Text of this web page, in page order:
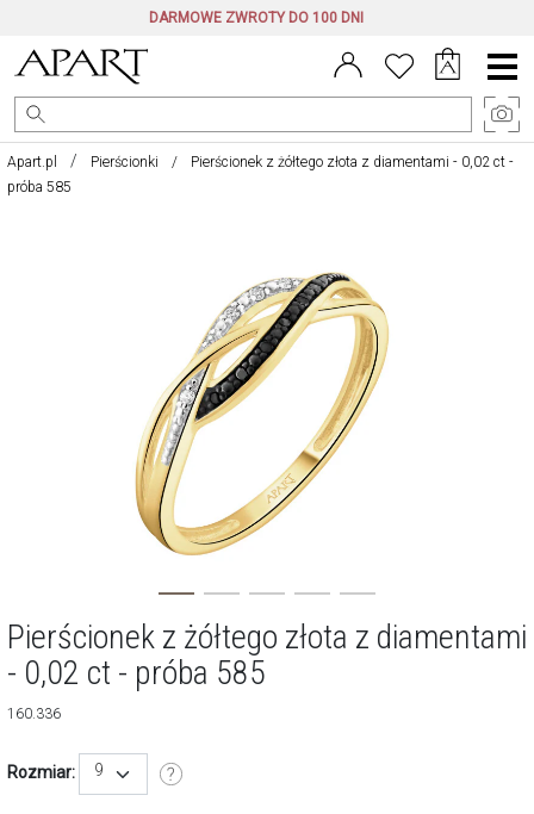
DARMOWE ZWROTY DO 100 DNI
Menu
główne
Apart.pl Pierścionki
Pierścionek z żółtego złota z diamentami - 0,02 ct -
próba 585
Pierścionek z żółtego złota z diamentami
- 0,02 ct - próba 585
160.336
Rozmiar: 9